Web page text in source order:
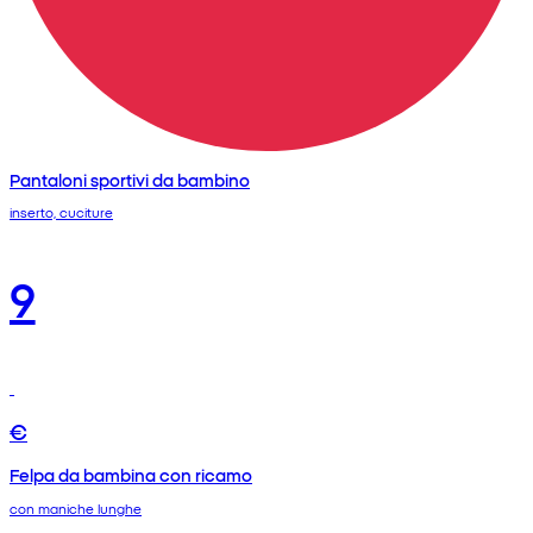
Pantaloni sportivi da bambino
inserto, cuciture
9
€
Felpa da bambina con ricamo
con maniche lunghe